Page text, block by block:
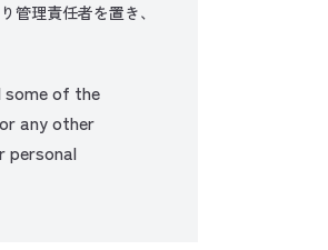
理責任者を置き、
some of the
any other
personal